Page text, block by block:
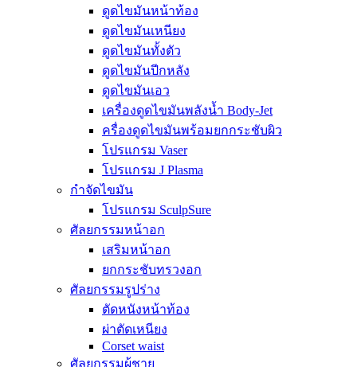
ดูดไขมันหน้าท้อง
ดูดไขมันเหนียง
ดูดไขมันทั้งตัว
ดูดไขมันปีกหลัง
ดูดไขมันเอว
เครื่องดูดไขมันพลังน้ำ Body-Jet
ครื่องดูดไขมันพร้อมยกกระชับผิว
โปรแกรม Vaser
โปรแกรม J Plasma
กำจัดไขมัน
โปรแกรม SculpSure
ศัลยกรรมหน้าอก
เสริมหน้าอก
ยกกระชับทรวงอก
ศัลยกรรมรูปร่าง
ตัดหนังหน้าท้อง
ผ่าตัดเหนียง
Corset waist
ศัลยกรรมผู้ชาย